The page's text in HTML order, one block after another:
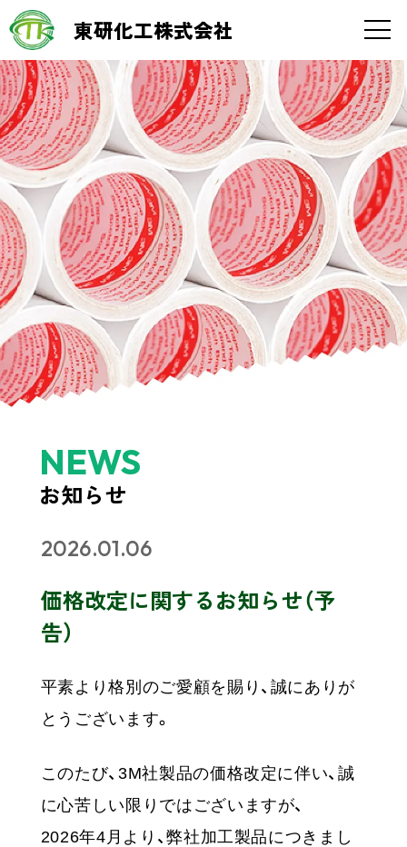
東研化工株式会社
NEWS
お知らせ
2026.01.06
価格改定に関するお知らせ（予
告）
平素より格別のご愛顧を賜り、誠にありが
とうございます。
このたび、3M社製品の価格改定に伴い、誠
に心苦しい限りではございますが、
2026年4月より、弊社加工製品につきまし